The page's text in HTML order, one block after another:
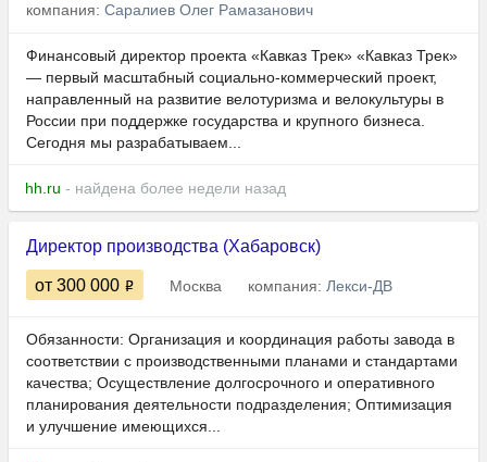
компания: Саралиев Олег Рамазанович
Финансовый директор проекта «Кавказ Трек» «Кавказ Трек»
— первый масштабный социально-коммерческий проект,
направленный на развитие велотуризма и велокультуры в
России при поддержке государства и крупного бизнеса.
Сегодня мы разрабатываем...
hh.ru - найдена более недели назад
Директор производства (Хабаровск)
от 300 000 Москва компания: Лекси-ДВ
Обязанности: Организация и координация работы завода в
соответствии с производственными планами и стандартами
качества; Осуществление долгосрочного и оперативного
планирования деятельности подразделения; Оптимизация
и улучшение имеющихся...